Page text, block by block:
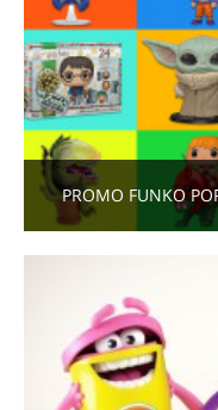
PROMO FUNKO